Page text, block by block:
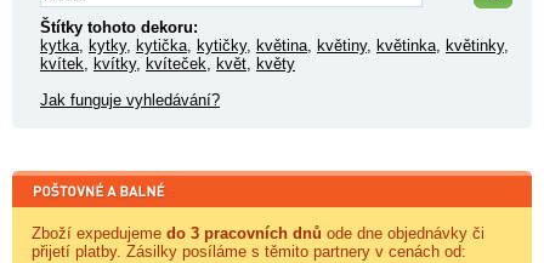
Štítky tohoto dekoru:
kytka kytky, kytička kytičky, květina květiny, květinka květinky,
kvítek kvítky, kvíteček květ květy
Jak funguje vyhledávání?
Zboží expedujeme do 3 pracovních dnů ode dne objednávky či
přijetí platby. Zásilky posíláme s těmito partnery v cenách od: